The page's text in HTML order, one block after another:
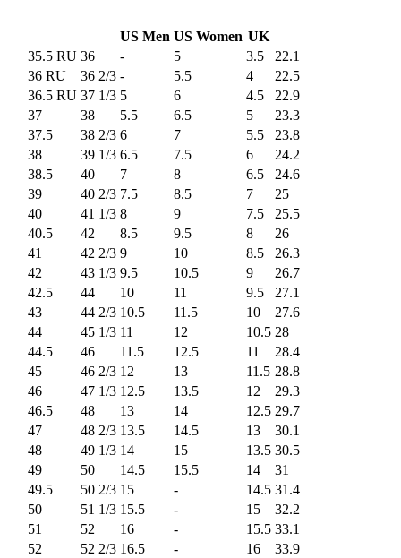
US Men US Women UK
35.5 RU 36 - 5 3.5
22.1
36 RU
36 2/3 - 5.5 4
22.5
36.5 RU 37 1/3 5 6 4.5
22.9
37
38 5.5 6.5 5
23.3
37.5
38 2/3 6 7 5.5
23.8
38
39 1/3 6.5 7.5 6
24.2
38.5
40 7 8 6.5
24.6
39
40 2/3 7.5 8.5 7
25
40
41 1/3 8 9 7.5
25.5
40.5
42 8.5 9.5 8
26
41
42 2/3 9 10 8.5
26.3
42
43 1/3 9.5 10.5 9
26.7
42.5
44 10 11 9.5
27.1
43
44 2/3 10.5 11.5 10
27.6
44
45 1/3 11 12 10.5 28
44.5
46 11.5 12.5 11
28.4
45
46 2/3 12 13 11.5 28.8
46
47 1/3 12.5 13.5 12
29.3
46.5
48 13 14 12.5 29.7
47
48 2/3 13.5 14.5 13
30.1
48
49 1/3 14 15 13.5 30.5
49
50 14.5 15.5 14
31
49.5
50 2/3 15 - 14.5 31.4
50
51 1/3 15.5 - 15
32.2
51
52 16 - 15.5 33.1
52
52 2/3 16.5 - 16
33.9